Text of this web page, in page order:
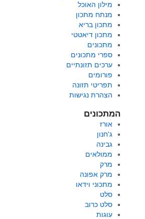
מילון האוכל
מנתח מתכון
מתכון בריא
מתכון דיאטטי
מתכונים
ספרי מתכונים
ערכים תזונתיים
פורומים
תפריטי תזונה
הצהרת נגישות
המתכונים
אורז
ג'חנון
גבינה
ממולאים
מרק
מרק אפונה
מתכוני וידאו
סלט
סלט כרוב
עוגות